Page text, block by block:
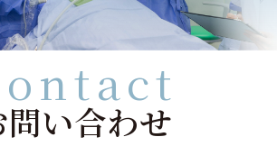
問い合わせ